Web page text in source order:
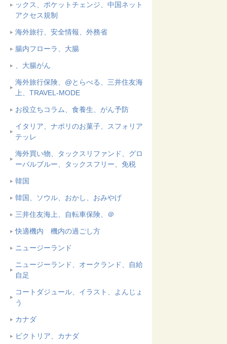
ックス、ポケットチェンジ、中国ネット
アクセス規制
海外旅行、安全情報、外務省
腸内フローラ、大腸
、大腸がん
海外旅行保険、@とらべる、三井住友海
上、TRAVEL-MODE
お役立ちコラム、食養生、がん予防
イタリア、ナポリのお菓子、スフォリア
テッレ
海外買い物、タックスリファンド、グロ
ーバルブルー、タックスフリー、免税
韓国
韓国、ソウル、おかし、おみやげ
三井住友海上、自転車保険、＠
快適機内 機内の過ごし方
ニュージーランド
ニュージーランド、オークランド、自給
自足
コートダジュール、イラスト、よんじょ
う
カナダ
ビクトリア、カナダ